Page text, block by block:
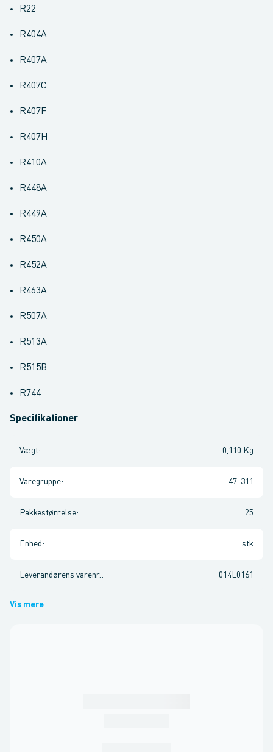
R22
R404A
R407A
R407C
R407F
R407H
R410A
R448A
R449A
R450A
R452A
R463A
R507A
R513A
R515B
R744
Specifikationer
Vægt: 0,110 Kg
Varegruppe: 47-311
Pakkestørrelse: 25
Enhed : stk
Leverandørens varenr. : 014L0161
Vis mere